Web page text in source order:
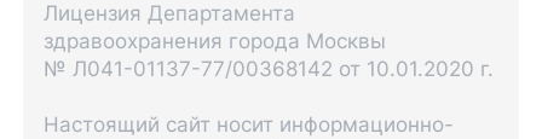
Лицензия Департамента
здравоохранения города Москвы
№ Л041-01137-77/00368142 от 10.01.2020 г.
Настоящий сайт носит информационно-